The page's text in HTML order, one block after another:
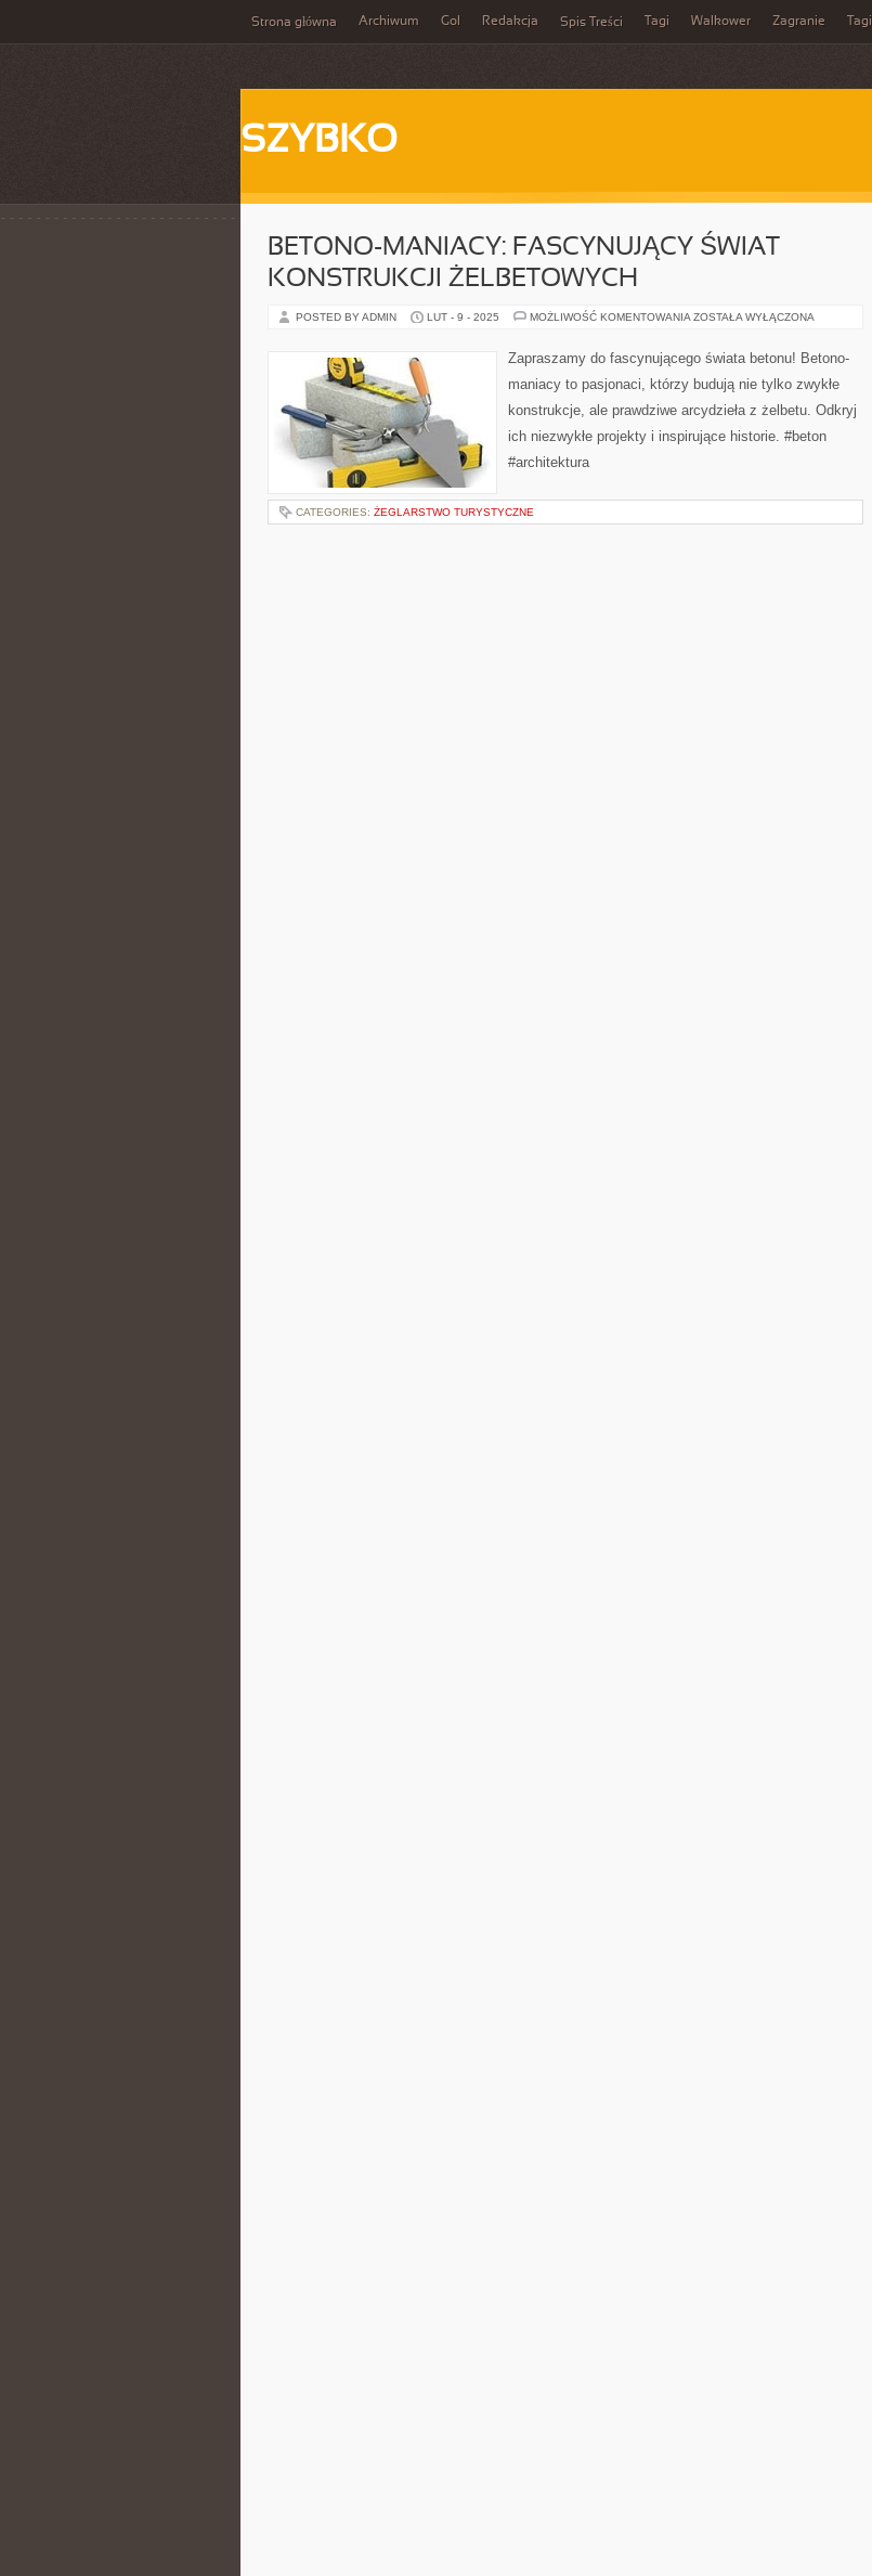
Strona główna Archiwum Gol Redakcja Spis Treści Tagi Walkower Zagranie Tagi
SZYBKO
BETONO-MANIACY: FASCYNUJĄCY ŚWIAT
KONSTRUKCJI ŻELBETOWYCH
POSTED BY ADMIN LUT - 9 - 2025 MOŻLIWOŚĆ KOMENTOWANIA BETONO-
ŚWIAT
KONSTRUKCJI
ZOSTAŁA WYŁĄCZONA
Zapraszamy do fascynującego świata betonu! Betono-
maniacy to pasjonaci, którzy budują nie tylko zwykłe
konstrukcje, ale prawdziwe arcydzieła z żelbetu. Odkryj
ich niezwykłe projekty i inspirujące historie. #beton
#architektura
CATEGORIES: ŻEGLARSTWO TURYSTYCZNE